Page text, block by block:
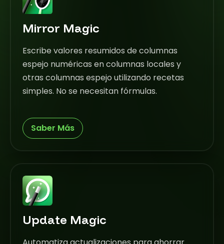
Mirror Magic
Escribe valores resumidos de columnas
espejo numéricas en columnas locales y
otras columnas espejo utilizando recetas
simples. No se necesitan fórmulas.
Saber Más
Update Magic